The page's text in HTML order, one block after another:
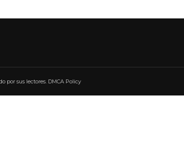
por sus lectores. DMCA Policy